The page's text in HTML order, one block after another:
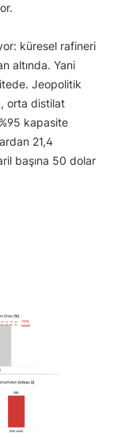
küresel rafineri
altında. Yani
Jeopolitik
orta distilat
kapasite
21,4
başına 50 dolar